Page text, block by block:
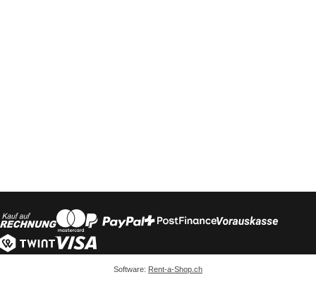
Software: Rent-a-Shop.ch